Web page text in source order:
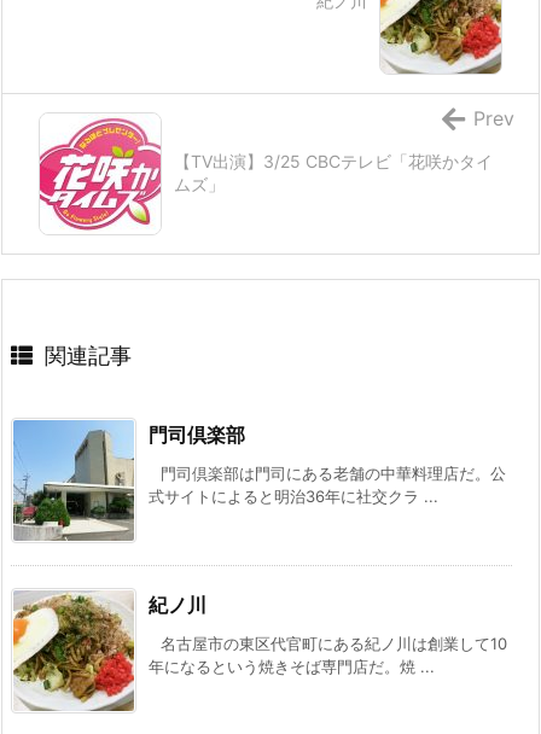
【TV出演】3/25 CBCテレビ「花咲かタイ
ムズ」
Prev
関連記事
門司倶楽部
門司倶楽部は門司にある老舗の中華料理店だ。公
式サイトによると明治36年に社交クラ ...
紀ノ川
名古屋市の東区代官町にある紀ノ川は創業して10
年になるという焼きそば専門店だ。焼 ...